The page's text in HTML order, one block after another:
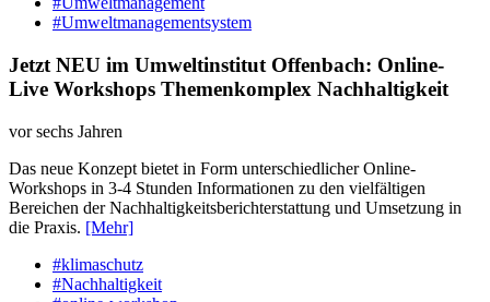
#Umweltmanagementsystem
Jetzt NEU im Umweltinstitut Offenbach: Online-
Live Workshops Themenkomplex Nachhaltigkeit
vor sechs Jahren
Das neue Konzept bietet in Form unterschiedlicher Online-
Workshops in 3-4 Stunden Informationen zu den vielfältigen
Bereichen der Nachhaltigkeitsberichterstattung und Umsetzung in
die Praxis. [Mehr]
#klimaschutz
#Nachhaltigkeit